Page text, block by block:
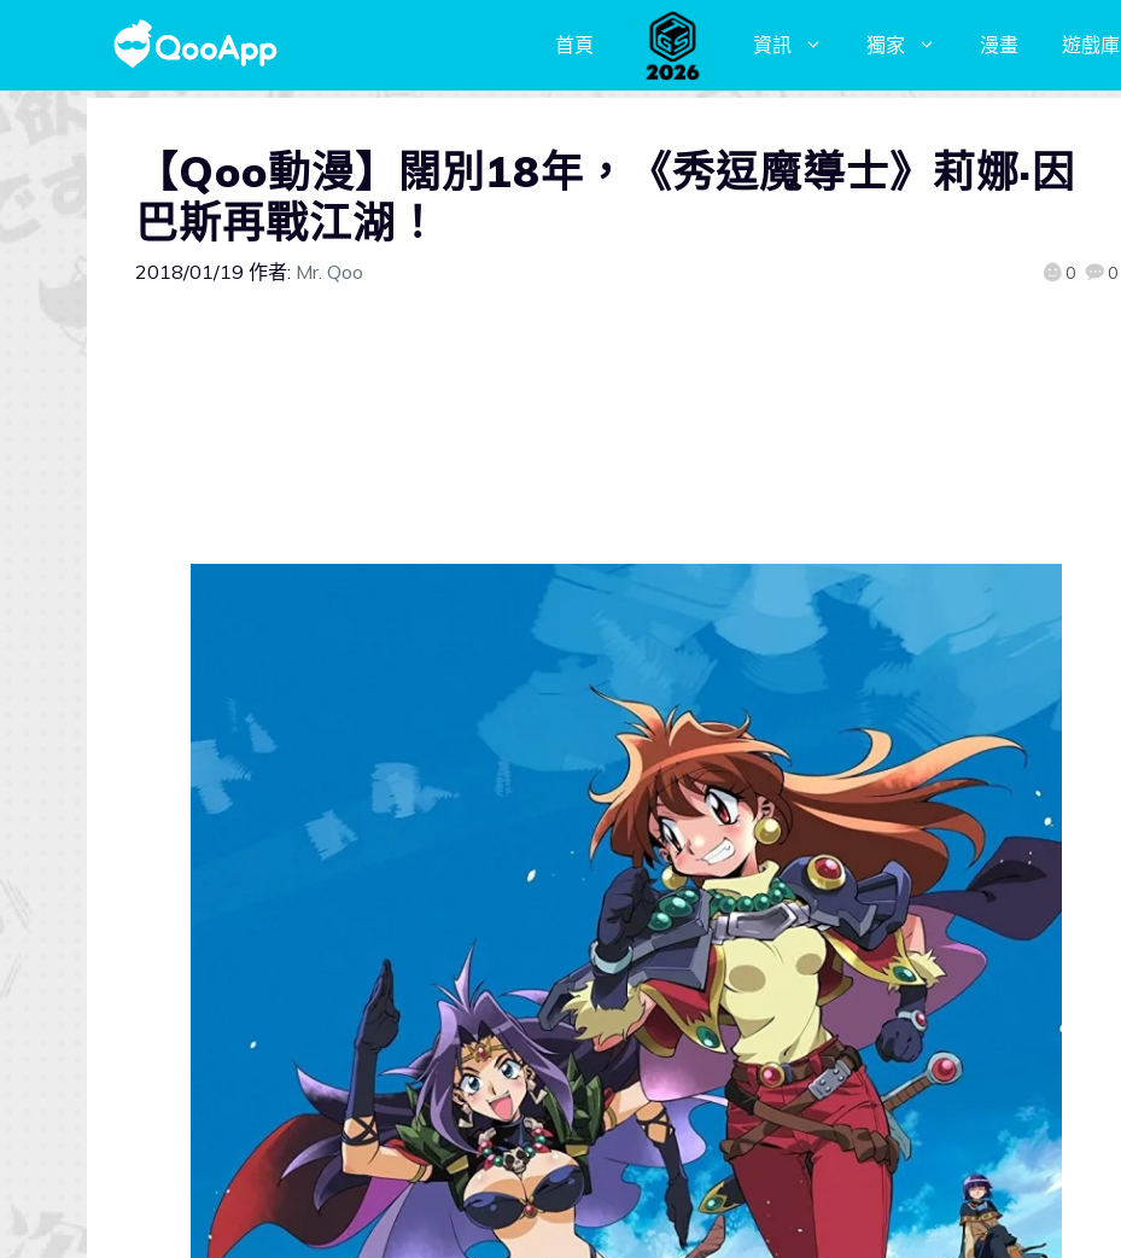
首頁 資訊 獨家 漫畫 遊戲庫
【Qoo動漫】闊別18年，《秀逗魔導士》莉娜·因
巴斯再戰江湖！
2018/01/19 作者: Mr. Qoo 0 0